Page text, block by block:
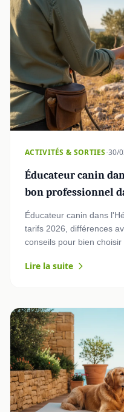
ACTIVITÉS & SORTIES·30/
Éducateur canin
bon professionnel
Éducateur canin dans
tarifs 2026, différences
conseils pour bien choisir
Lire la suite